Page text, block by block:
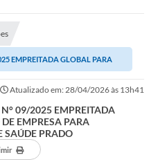
EMPREITADA GLOBAL PARA
DE UNIDADE...
Atualizado em: 28/04/2026 às 13h41
09/2025 EMPREITADA
EMPRESA PARA
SAÚDE PRADO